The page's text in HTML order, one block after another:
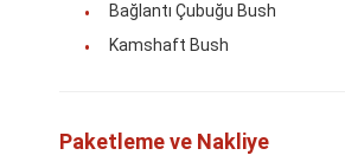
Caterpillar Motor Parçaları
Bağlantı Çubuğu Bush
Kamshaft Bush
Paketleme ve Nakliye